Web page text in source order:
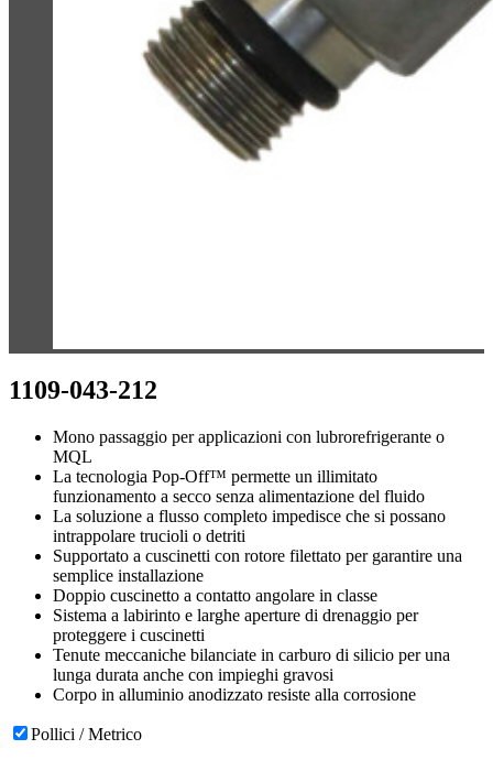
1109-043-212
Mono passaggio per applicazioni con lubrorefrigerante o
MQL
La tecnologia Pop-Off™ permette un illimitato
funzionamento a secco senza alimentazione del fluido
La soluzione a flusso completo impedisce che si possano
intrappolare trucioli o detriti
Supportato a cuscinetti con rotore filettato per garantire una
semplice installazione
Doppio cuscinetto a contatto angolare in classe
Sistema a labirinto e larghe aperture di drenaggio per
proteggere i cuscinetti
Tenute meccaniche bilanciate in carburo di silicio per una
lunga durata anche con impieghi gravosi
Corpo in alluminio anodizzato resiste alla corrosione
Pollici / Metrico